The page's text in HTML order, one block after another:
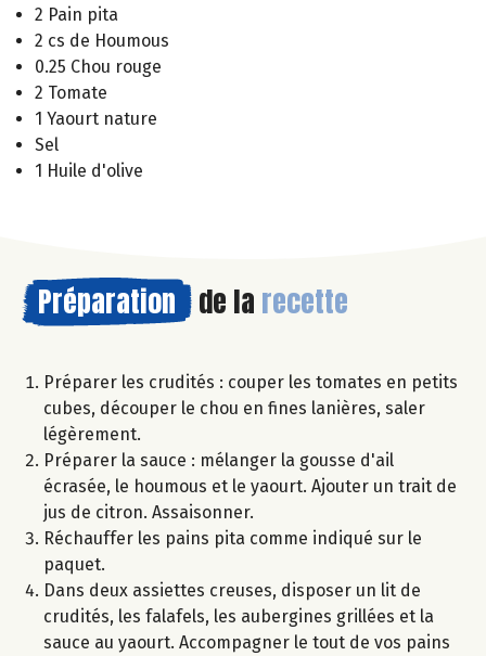
2 Pain pita
2 cs de Houmous
0.25 Chou rouge
2 Tomate
1 Yaourt nature
Sel
1 Huile d'olive
Préparation de la recette
Préparer les crudités : couper les tomates en petits
cubes, découper le chou en fines lanières, saler
légèrement.
Préparer la sauce : mélanger la gousse d'ail
écrasée, le houmous et le yaourt. Ajouter un trait de
jus de citron. Assaisonner.
Réchauffer les pains pita comme indiqué sur le
paquet.
Dans deux assiettes creuses, disposer un lit de
crudités, les falafels, les aubergines grillées et la
sauce au yaourt. Accompagner le tout de vos pains